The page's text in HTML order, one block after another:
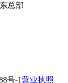
总部
号-1营业执照